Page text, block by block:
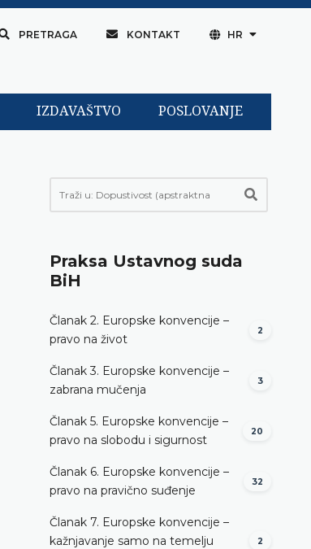
PRETRAGA KONTAKT HR
IZDAVAŠTVO POSLOVANJE
Praksa Ustavnog suda
BiH
Članak 2. Europske konvencije –
pravo na život
2
Članak 3. Europske konvencije –
zabrana mučenja
3
Članak 5. Europske konvencije –
pravo na slobodu i sigurnost
20
Članak 6. Europske konvencije –
pravo na pravično suđenje
32
Članak 7. Europske konvencije –
kažnjavanje samo na temelju
2